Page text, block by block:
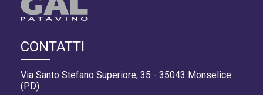
CONTATTI
Via Santo Stefano Superiore, 35 - 35043 Monselice
(PD)